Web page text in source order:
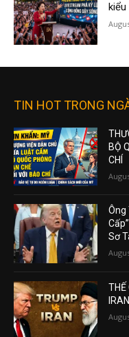
TIN HOT TRONG
BỘ
CHÍ
Ông
Sơ
THẾ